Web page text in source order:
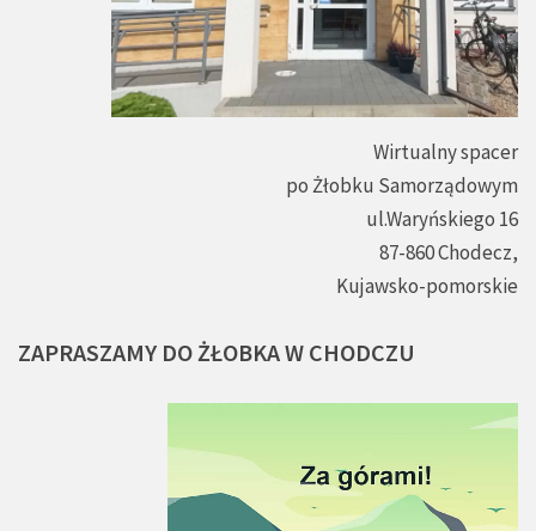
Wirtualny spacer
po Żłobku Samorządowym
ul.Waryńskiego 16
87-860 Chodecz,
Kujawsko-pomorskie
ZAPRASZAMY DOŻŁOBKAW CHODCZU